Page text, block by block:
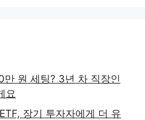
만 원 세팅? 3년 차 직장인
요
장기 투자자에게 더 유